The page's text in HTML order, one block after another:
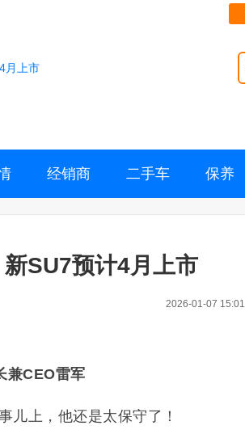
月上市
经销商 二手车 保养
SU7预计4月上市
2026-01-07 15:01
兼CEO雷军
儿上，他还是太保守了！